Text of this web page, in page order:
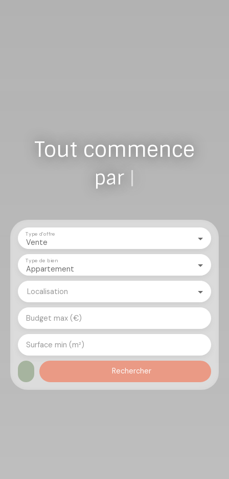
Tout commence
par vous
Vente
Type d'offre
Appartement
Type de bien
Localisation
Budget max (€)
Surface min (m²)
Rechercher